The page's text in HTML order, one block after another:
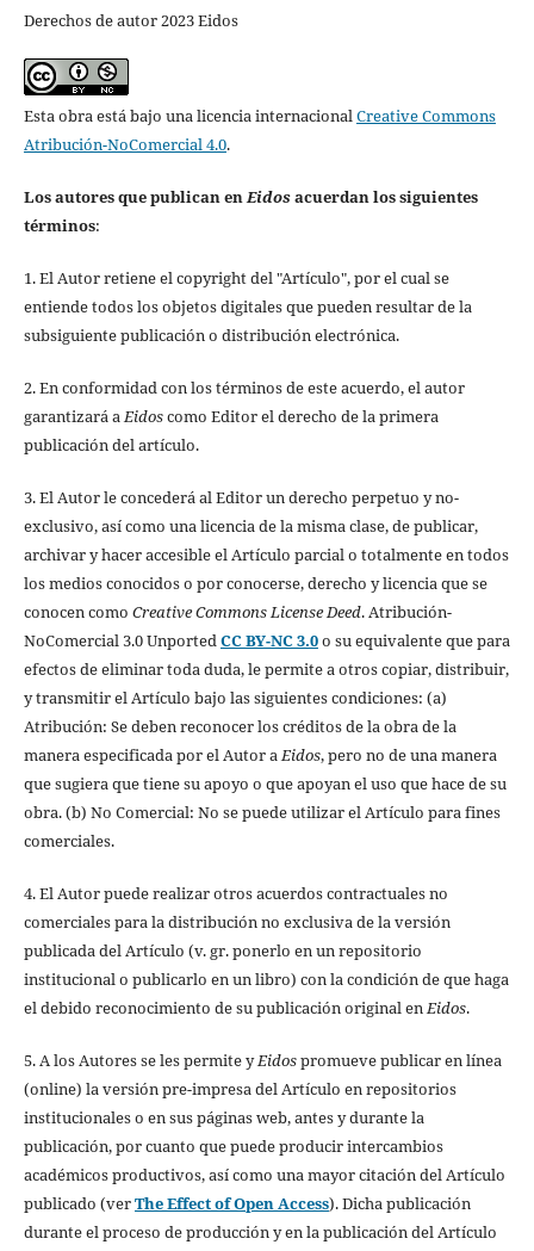
Derechos de autor 2023 Eidos
Esta obra está bajo una licencia internacionalCreative Commons
Atribución-NoComercial 4.0.
Los autores que publican enEidosacuerdan los siguientes
términos:
1. El Autor retiene el copyright del "Artículo", por el cual se
entiende todos los objetos digitales que pueden resultar de la
subsiguiente publicación o distribución electrónica.
2. En conformidad con los términos de este acuerdo, el autor
garantizará aEidoscomo Editor el derecho de la primera
publicación del artículo.
3. El Autor le concederá al Editor un derecho perpetuo y no-
exclusivo, así como una licencia de la misma clase, de publicar,
archivar y hacer accesible el Artículo parcial o totalmente en todos
los medios conocidos o por conocerse, derecho y licencia que se
conocen como Creative Commons License Deed. Atribución-
NoComercial 3.0 UnportedCC BY-NC 3.0o su equivalente que para
efectos de eliminar toda duda, le permite a otros copiar, distribuir,
y transmitir el Artículo bajo las siguientes condiciones: (a)
Atribución: Se deben reconocer los créditos de la obra de la
manera especificada por el Autor aEidos, pero no de una manera
que sugiera que tiene su apoyo o que apoyan el uso que hace de su
obra. (b) No Comercial: No se puede utilizar el Artículo para fines
comerciales.
4. El Autor puede realizar otros acuerdos contractuales no
comerciales para la distribución no exclusiva de la versión
publicada del Artículo (v. gr. ponerlo en un repositorio
institucional o publicarlo en un libro) con la condición de que haga
el debido reconocimiento de su publicación original enEidos.
5. A los Autores se les permite yEidospromueve publicar en línea
(online) la versión pre-impresa del Artículo en repositorios
institucionales o en sus páginas web, antes y durante la
publicación, por cuanto que puede producir intercambios
académicos productivos, así como una mayor citación del Artículo
publicado (verThe Effect of Open Access). Dicha publicación
durante el proceso de producción y en la publicación del Artículo